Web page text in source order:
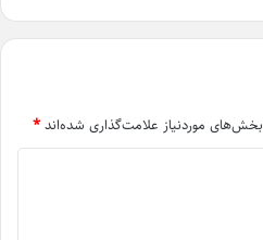
بخش‌های موردنیاز علامت‌گذاری شده‌اند *